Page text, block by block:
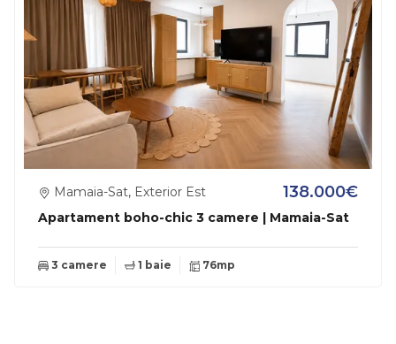
Apartament boho-chic 3 camere | Mamaia-Sat
Mamaia-Sat, Exterior Est 138.000€
3 camere 1 baie 76mp